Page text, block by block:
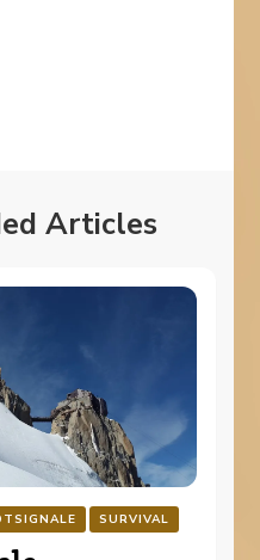
Articles
SURVIVAL